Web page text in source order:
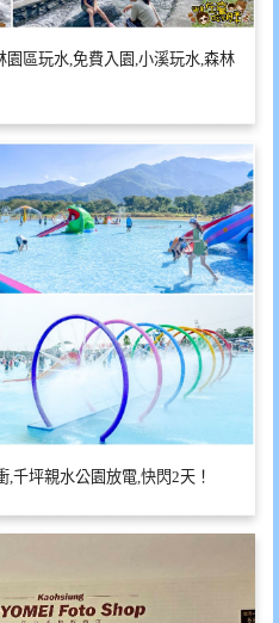
區玩水,免費入園,小溪玩水,森林
千坪親水公園放電,快閃2天！